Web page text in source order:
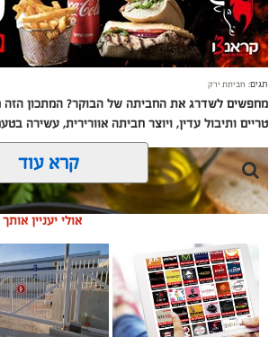
תגים: חביתת ירק
מחפשים לשדרג את החביתה של הבוקר? המתכון הזה
טריים ותיבול עדין, ויוצר חביתה אוורירית, עשירה
קרא עוד
אולי יעניין